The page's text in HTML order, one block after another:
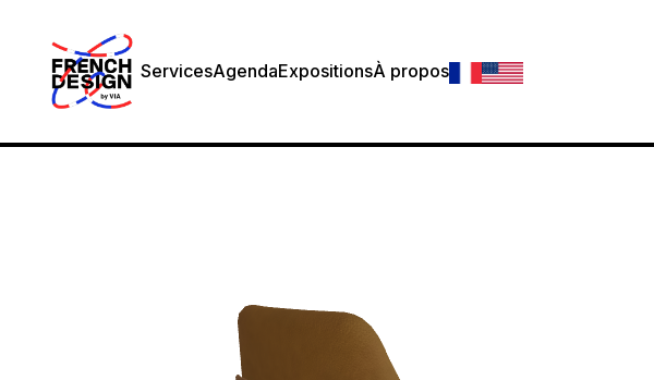
ServicesAgendaExpositionsÀ propos